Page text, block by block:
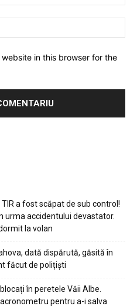
in this browser for the
a fost scăpat de sub control!
urma accidentului devastator.
la volan
dată dispărută, găsită în
făcut de polițiști
în peretele Văii Albe.
pentru a-i salva